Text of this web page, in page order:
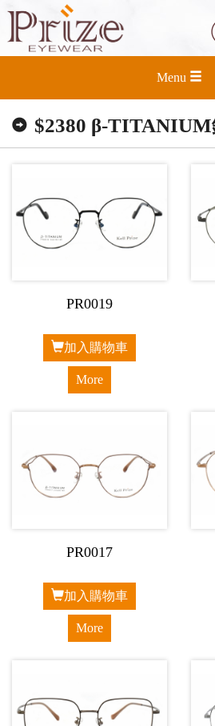
Menu
$2380 β-TITANIUM
PR0019
加入購物車
More
PR0017
加入購物車
More